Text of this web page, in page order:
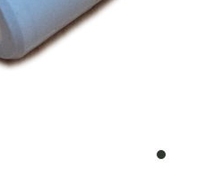
item